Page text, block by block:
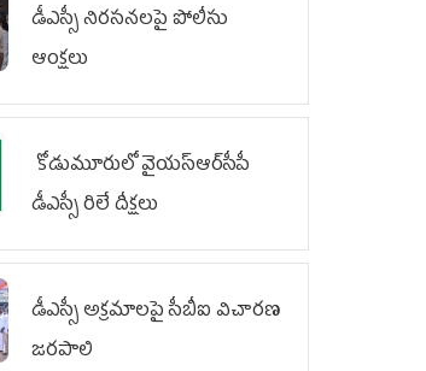
డీఎస్సీ నిరసనలపై పోలీసు
ఆంక్షలు
కోడుమూరులో వైయ‌స్ఆర్‌సీపీ
డీఎస్సీ రిలే దీక్షలు
డీఎస్సీ అక్రమాలపై సీబీఐ విచారణ
జరపాలి